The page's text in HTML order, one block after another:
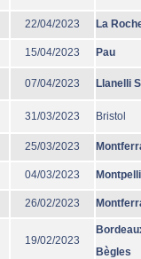
22/04/2023 La
15/04/2023 Pau
07/04/2023 Llanelli
31/03/2023 Bristol
25/03/2023
04/03/2023
26/02/2023
19/02/2023
Bègles